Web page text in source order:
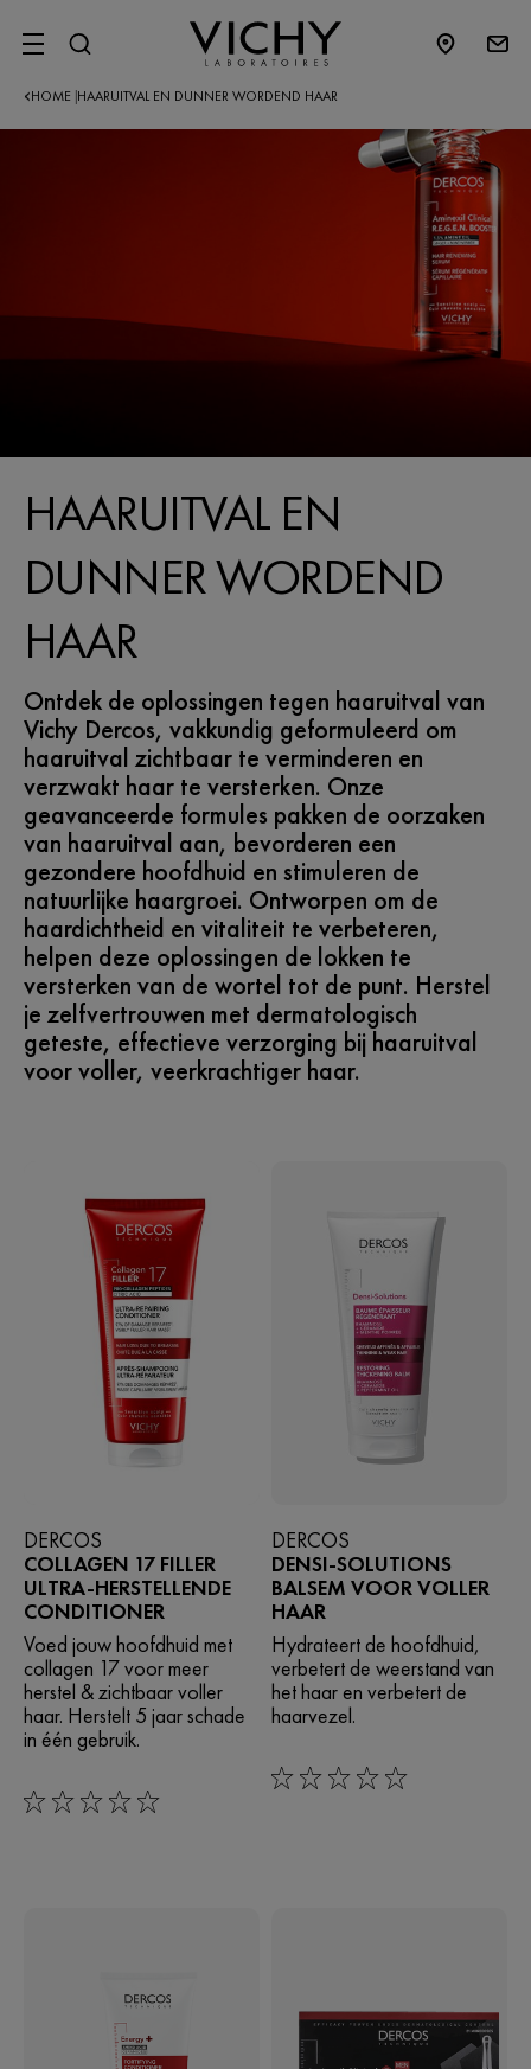
SITE MENU
HOME HAARUITVAL EN DUNNER WORDEND HAAR
HAARUITVAL EN
DUNNER WORDEND
HAAR
Ontdek de oplossingen tegen haaruitval van
Vichy Dercos, vakkundig geformuleerd om
haaruitval zichtbaar te verminderen en
verzwakt haar te versterken. Onze
geavanceerde formules pakken de oorzaken
van haaruitval aan, bevorderen een
gezondere hoofdhuid en stimuleren de
natuurlijke haargroei. Ontworpen om de
haardichtheid en vitaliteit te verbeteren,
helpen deze oplossingen de lokken te
versterken van de wortel tot de punt. Herstel
je zelfvertrouwen met dermatologisch
geteste, effectieve verzorging bij haaruitval
voor voller, veerkrachtiger haar.
DERCOS
COLLAGEN 17 FILLER
ULTRA-HERSTELLENDE
CONDITIONER
Voed jouw hoofdhuid met
collagen 17 voor meer
herstel & zichtbaar voller
haar. Herstelt 5 jaar schade
in één gebruik.
0/5
DERCOS
DENSI-SOLUTIONS
BALSEM VOOR VOLLER
HAAR
Hydrateert de hoofdhuid,
verbetert de weerstand van
het haar en verbetert de
haarvezel.
0/5